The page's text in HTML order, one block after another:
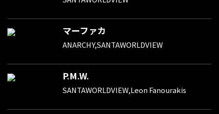
マーファカ
ANARCHY,SANTAWORLDVIEW
P.M.W.
SANTAWORLDVIEW,Leon Fanourakis